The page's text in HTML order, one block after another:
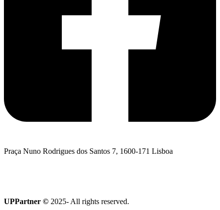
Praça Nuno Rodrigues dos Santos 7, 1600-171 Lisboa
UPPartner © 2025- All rights reserved.